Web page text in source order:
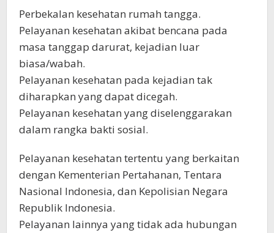
Perbekalan kesehatan rumah tangga.
Pelayanan kesehatan akibat bencana pada
masa tanggap darurat, kejadian luar
biasa/wabah.
Pelayanan kesehatan pada kejadian tak
diharapkan yang dapat dicegah.
Pelayanan kesehatan yang diselenggarakan
dalam rangka bakti sosial.
Pelayanan kesehatan tertentu yang berkaitan
dengan Kementerian Pertahanan, Tentara
Nasional Indonesia, dan Kepolisian Negara
Republik Indonesia.
Pelayanan lainnya yang tidak ada hubungan